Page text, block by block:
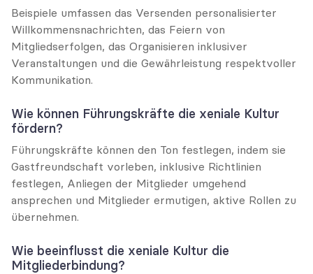
Beispiele umfassen das Versenden personalisierter
Willkommensnachrichten, das Feiern von
Mitgliedserfolgen, das Organisieren inklusiver
Veranstaltungen und die Gewährleistung respektvoller
Kommunikation.
Wie können Führungskräfte die xeniale Kultur
fördern?
Führungskräfte können den Ton festlegen, indem sie
Gastfreundschaft vorleben, inklusive Richtlinien
festlegen, Anliegen der Mitglieder umgehend
ansprechen und Mitglieder ermutigen, aktive Rollen zu
übernehmen.
Wie beeinflusst die xeniale Kultur die
Mitgliederbindung?